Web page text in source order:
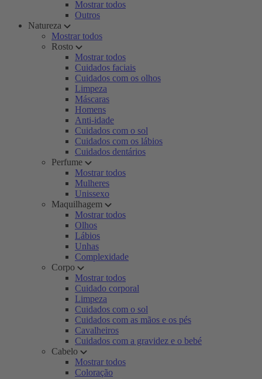
Mostrar todos
Outros
Natureza
Mostrar todos
Rosto
Mostrar todos
Cuidados faciais
Cuidados com os olhos
Limpeza
Máscaras
Homens
Anti-idade
Cuidados com o sol
Cuidados com os lábios
Cuidados dentários
Perfume
Mostrar todos
Mulheres
Unissexo
Maquilhagem
Mostrar todos
Olhos
Lábios
Unhas
Complexidade
Corpo
Mostrar todos
Cuidado corporal
Limpeza
Cuidados com o sol
Cuidados com as mãos e os pés
Cavalheiros
Cuidados com a gravidez e o bebé
Cabelo
Mostrar todos
Coloração